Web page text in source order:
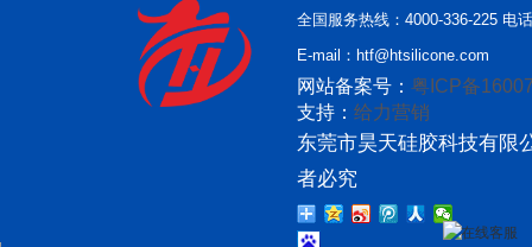
全国服务热线：4000-336-225 电
E-mail：htf@htsilicone.com
网站备案号： 粤ICP备
支持： 给力营销
东莞市昊天硅胶科技有限
者必究
在线客服